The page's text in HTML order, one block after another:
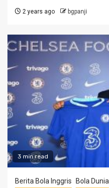
2 years ago bgpanji
3 min read
Berita Bola Inggris Bola Dunia